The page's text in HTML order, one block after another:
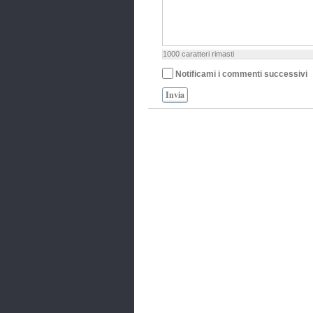
1000 caratteri rimasti
Notificami i commenti successivi
Invia